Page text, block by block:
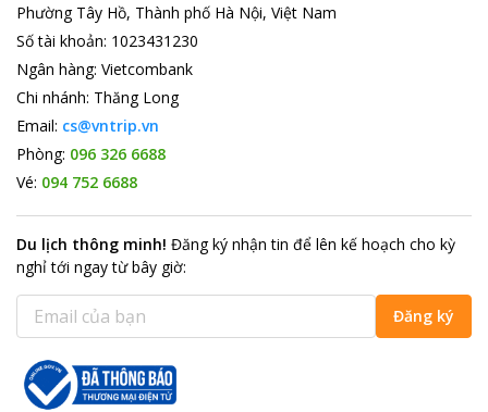
Phường Tây Hồ, Thành phố Hà Nội, Việt Nam
Số tài khoản: 1023431230
Ngân hàng: Vietcombank
Chi nhánh: Thăng Long
Email: cs@vntrip.vn
Phòng: 096 326 6688
Vé: 094 752 6688
Du lịch thông minh! Đăng ký nhận tin để lên kế hoạch cho kỳ
nghỉ tới ngay từ bây giờ:
Đăng ký